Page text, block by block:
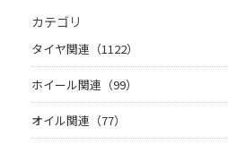
カテゴリ
タイヤ関連（1122）
ホイール関連（99）
オイル関連（77）